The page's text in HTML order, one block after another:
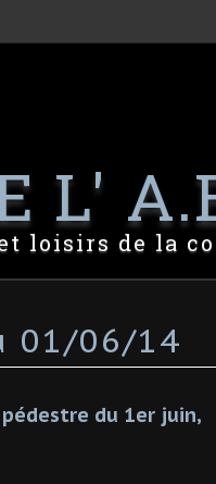
L'
loisirs de la
01/06/14
du 1er juin,